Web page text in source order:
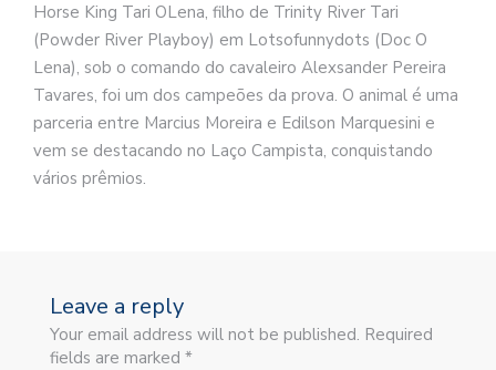
Horse King Tari OLena, filho de Trinity River Tari
(Powder River Playboy) em Lotsofunnydots (Doc O
Lena), sob o comando do cavaleiro Alexsander Pereira
Tavares, foi um dos campeões da prova. O animal é uma
parceria entre Marcius Moreira e Edilson Marquesini e
vem se destacando no Laço Campista, conquistando
vários prêmios.
Leave a reply
Your email address will not be published. Required
fields are marked *